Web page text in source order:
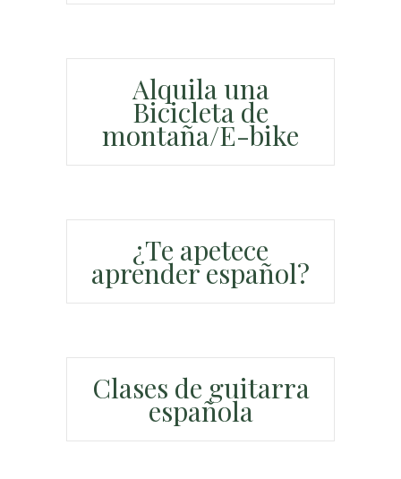
Alquila una
Bicicleta de
montaña/E-bike
¿Te apetece
aprender español?
Clases de guitarra
española